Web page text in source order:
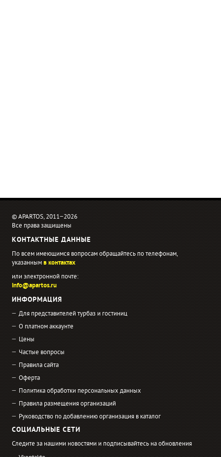
© APARTOS, 2011−2026
Все права защищены
КОНТАКТНЫЕ ДАННЫЕ
По всем имеющимся вопросам обращайтесь по телефонам,
указаннымв контактах
или электронной почте:
info@apartos.ru
ИНФОРМАЦИЯ
Для представителей турбаз и гостиниц
О платном аккаунте
Цены
Частые вопросы
Правила сайта
Оферта
Политика обработки персональных данных
Правила размещения организаций
Руководство по добавлению организация в каталог
СОЦИАЛЬНЫЕ СЕТИ
Следите за нашими новостями и подписывайтесь на обновления